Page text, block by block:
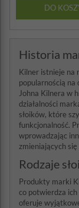
DO
Historia
Kilner istnieje na
popularnością na
Johna Kilnera w
działalności
słoików, które
funkcjonalność.
wprowadzając
zmieniających
Rodzaje
Produkty marki
co potwierdza
oferuje